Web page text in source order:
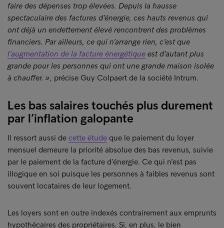
faire des dépenses trop élevées. Depuis la hausse
spectaculaire des factures d’énergie, ces hauts revenus qui
ont déjà un endettement élevé rencontrent des problèmes
financiers. Par ailleurs, ce qui n’arrange rien, c’est que
l’augmentation de la facture énergétique est d’autant plus
grande pour les personnes qui ont une grande maison isolée
à chauffer. », précise Guy Colpaert de la société Intrum.
Les bas salaires touchés plus durement
par l’inflation galopante
Il ressort aussi de cette étude que le paiement du loyer
mensuel demeure la priorité absolue des bas revenus, suivie
par le paiement de la facture d’énergie. Ce qui n’est pas
illogique en soi puisque les personnes à faibles revenus sont
souvent locataires de leur logement.
Les loyers sont en outre indexés contrairement aux emprunts
hypothécaires des propriétaires. Si, en plus, le bien